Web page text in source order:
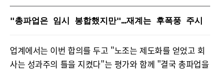
"총파업은 임시 봉합했지만"…재계는 후폭풍 주시
업계에서는 이번 합의를 두고 "노조는 제도화를 얻었고 회
사는 성과주의 틀을 지켰다"는 평가와 함께 "결국 총파업을